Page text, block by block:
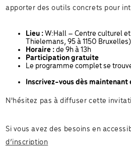
apporter des outils concrets pour
Lieu :W:Hall – Centre culturel
Thielemans, 95 à 1150 Bruxelles)
Horaire :de 9h à 13h
Participation gratuite
Le programme complet se
Inscrivez-vous dès maintenant
N'hésitez pas à diffuser cette
Si vous avez des besoins en
d’inscription